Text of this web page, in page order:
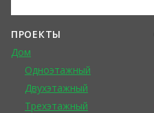
ПРОЕКТЫ
Дом
Одноэтажный
Двухэтажный
Трехэтажный